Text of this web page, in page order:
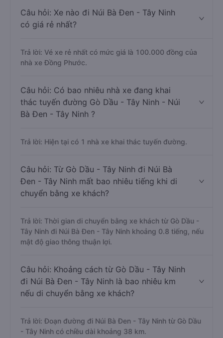
Câu hỏi: Xe nào đi Núi Bà Đen - Tây Ninh
có giá rẻ nhất?
Trả lời: Vé xe rẻ nhất có mức giá là 100.000 đồng của
nhà xe Đồng Phước.
Câu hỏi: Có bao nhiêu nhà xe đang khai
thác tuyến đường Gò Dầu - Tây Ninh - Núi
Bà Đen - Tây Ninh ?
Trả lời: Hiện tại có 1 nhà xe khai thác tuyến đường.
Câu hỏi: Từ Gò Dầu - Tây Ninh đi Núi Bà
Đen - Tây Ninh mất bao nhiêu tiếng khi di
chuyển bằng xe khách?
Trả lời: Thời gian di chuyển bằng xe khách từ Gò Dầu -
Tây Ninh đi Núi Bà Đen - Tây Ninh khoảng 0.8 tiếng, nếu
mật độ giao thông thuận lợi.
Câu hỏi: Khoảng cách từ Gò Dầu - Tây Ninh
đi Núi Bà Đen - Tây Ninh là bao nhiêu km
nếu di chuyển bằng xe khách?
Trả lời: Đoạn đường đi Núi Bà Đen - Tây Ninh từ Gò Dầu
- Tây Ninh có chiều dài khoảng 38 km.